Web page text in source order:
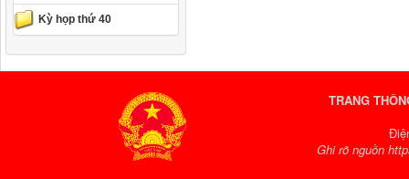
Kỳ họp thứ 40
TRANG
Ghi rõ nguồn